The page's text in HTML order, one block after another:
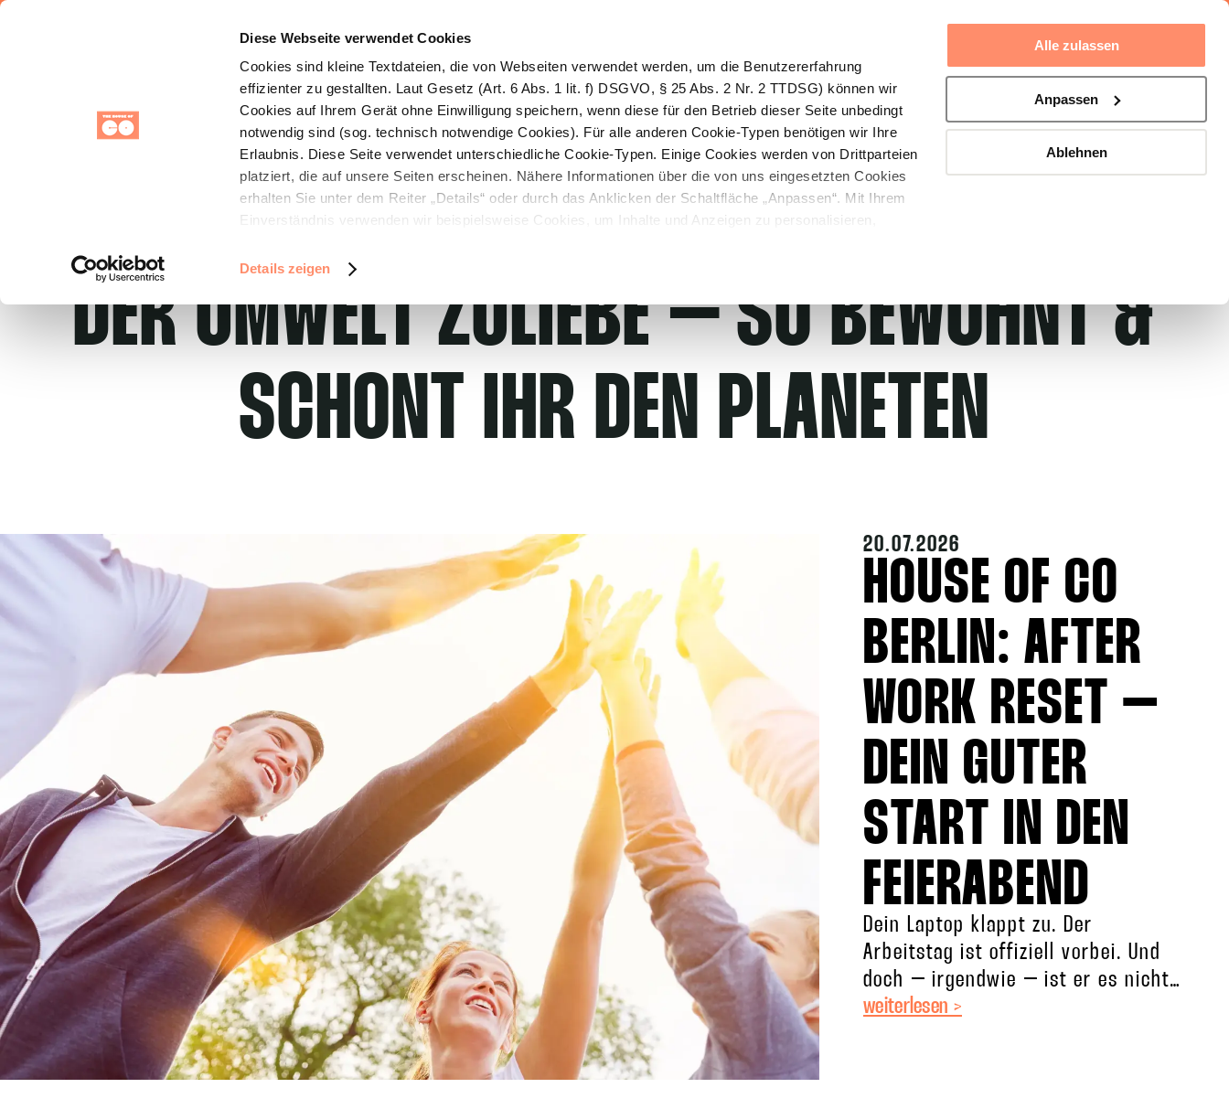
Diese Webseite verwendet Cookies
Cookies sind kleine Textdateien, die von Webseiten verwendet werden, um die Benutzererfahrung
effizienter zu gestallten. Laut Gesetz (Art. 6 Abs. 1 lit. f) DSGVO, § 25 Abs. 2 Nr. 2 TTDSG) können wir
Cookies auf Ihrem Gerät ohne Einwilligung speichern, wenn diese für den Betrieb dieser Seite unbedingt
notwendig sind (sog. technisch notwendige Cookies). Für alle anderen Cookie-Typen benötigen wir Ihre
Erlaubnis. Diese Seite verwendet unterschiedliche Cookie-Typen. Einige Cookies werden von Drittparteien
platziert, die auf unsere Seiten erscheinen. Nähere Informationen über die von uns eingesetzten Cookies
erhalten Sie unter dem Reiter „Details“ oder durch das Anklicken der Schaltfläche „Anpassen“. Mit Ihrem
Einverständnis verwenden wir beispielsweise Cookies, um Inhalte und Anzeigen zu personalisieren,
Außerdem geben wir mit Ihrer Zustimmung Informationen zu Ihrer Verwendung unserer Webseite an
individuell über unser Angebot informieren zu können. Unsere Partner führen diese Informationen
möglicherweise mit weiteren Daten zusammen, die Sie ihnen bereitgestellt haben oder die sie im Rahmen
Details zeigen
Alle zulassen
Anpassen
Ablehnen
DER UMWELT ZULIEBE – SO BEWOHNT &
SCHONT IHR DEN PLANETEN
20.07.2026
HOUSE OF CO
BERLIN: AFTER
WORK RESET –
DEIN GUTER
START IN DEN
FEIERABEND
Dein Laptop klappt zu. Der
Arbeitstag ist offiziell vorbei. Und
doch – irgendwie – ist er es nicht.
Deine Schultern sind immer noch
weiterlesen >